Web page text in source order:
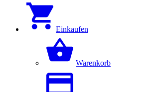
Einkaufen
Warenkorb